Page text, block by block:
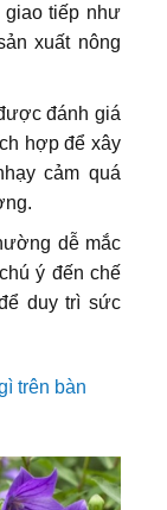
giao tiếp như
xuất nông
đánh giá
hợp để xây
cảm quá
dễ mắc
ý đến chế
duy trì sức
trên bàn